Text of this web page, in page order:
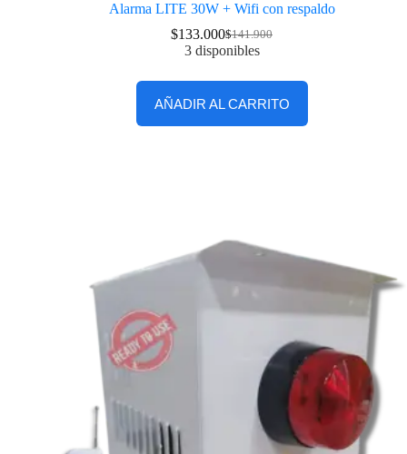
Alarma LITE 30W + Wifi con respaldo
$141.900
$133.000
3 disponibles
AÑADIR AL CARRITO